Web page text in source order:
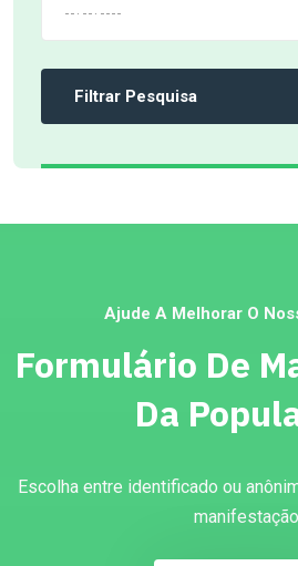
Filtrar Pesquisa
Ajude A Melhorar O
Formulário De
Da
Escolha entre identificado ou